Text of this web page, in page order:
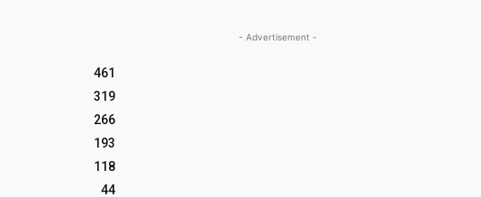
461
319
266
193
118
44
- Advertisement -